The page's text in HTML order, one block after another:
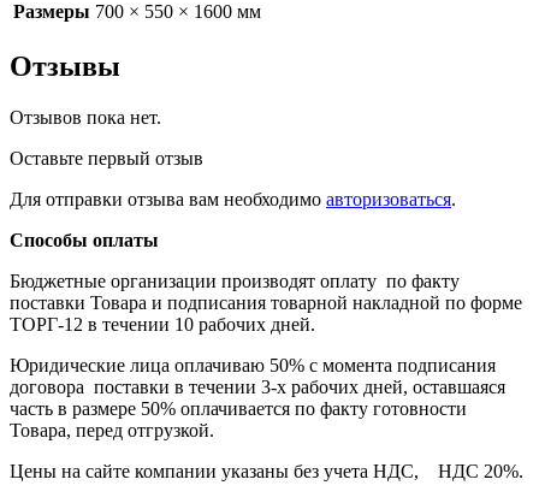
Размеры 700 × 550 × 1600 мм
Отзывы
Отзывов пока нет.
Оставьте первый отзыв
Для отправки отзыва вам необходимо авторизоваться.
Способы оплаты
Бюджетные организации производят оплату по факту
поставки Товара и подписания товарной накладной по форме
ТОРГ-12 в течении 10 рабочих дней.
Юридические лица оплачиваю 50% с момента подписания
договора поставки в течении 3-х рабочих дней, оставшаяся
часть в размере 50% оплачивается по факту готовности
Товара, перед отгрузкой.
Цены на сайте компании указаны без учета НДС, НДС 20%.